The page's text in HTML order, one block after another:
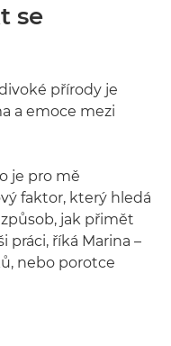
se
přírody je
a emoce mezi
je pro mě
faktor, který hledá
jak přimět
práci, říká Marina –
nebo porotce